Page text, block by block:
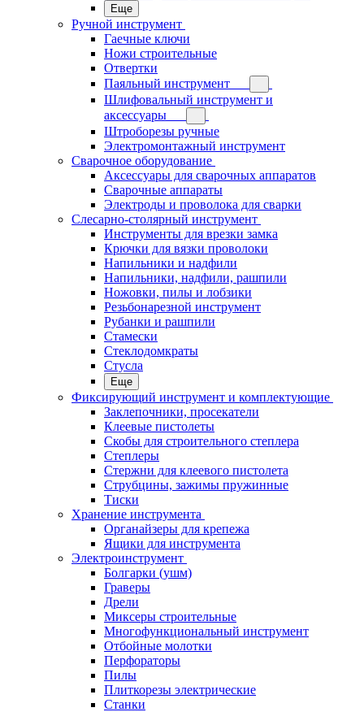
Еще
Ручной инструмент
Гаечные ключи
Ножи строительные
Отвертки
Паяльный инструмент
Шлифовальный инструмент и
аксессуары
Штроборезы ручные
Электромонтажный инструмент
Сварочное оборудование
Аксессуары для сварочных аппаратов
Сварочные аппараты
Электроды и проволока для сварки
Слесарно-столярный инструмент
Инструменты для врезки замка
Крючки для вязки проволоки
Напильники и надфили
Напильники, надфили, рашпили
Ножовки, пилы и лобзики
Резьбонарезной инструмент
Рубанки и рашпили
Стамески
Стеклодомкраты
Стусла
Еще
Фиксирующий инструмент и комплектующие
Заклепочники, просекатели
Клеевые пистолеты
Скобы для строительного степлера
Степлеры
Стержни для клеевого пистолета
Струбцины, зажимы пружинные
Тиски
Хранение инструмента
Органайзеры для крепежа
Ящики для инструмента
Электроинструмент
Болгарки (ушм)
Граверы
Дрели
Миксеры строительные
Многофункциональный инструмент
Отбойные молотки
Перфораторы
Пилы
Плиткорезы электрические
Станки